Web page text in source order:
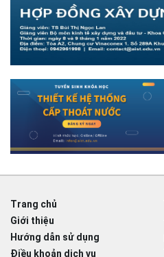
Trang chủ
Giới thiệu
Hướng dẫn sử dụng
Điều khoản dịch vụ